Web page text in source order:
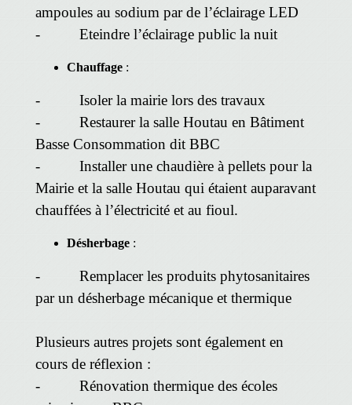
ampoules au sodium par de l’éclairage LED
- Eteindre l’éclairage public la nuit
Chauffage :
- Isoler la mairie lors des travaux
- Restaurer la salle Houtau en Bâtiment
Basse Consommation dit BBC
- Installer une chaudière à pellets pour la
Mairie et la salle Houtau qui étaient auparavant
chauffées à l’électricité et au fioul.
Désherbage :
- Remplacer les produits phytosanitaires
par un désherbage mécanique et thermique
Plusieurs autres projets sont également en
cours de réflexion :
- Rénovation thermique des écoles